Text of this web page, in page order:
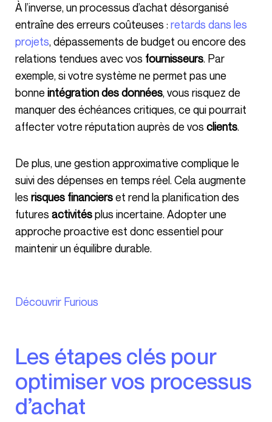
À l’inverse, un processus d’achat désorganisé
entraîne des erreurs coûteuses : retards dans les
projets, dépassements de budget ou encore des
relations tendues avec vos fournisseurs. Par
exemple, si votre système ne permet pas une
bonne intégration des données, vous risquez de
manquer des échéances critiques, ce qui pourrait
affecter votre réputation auprès de vos clients.
De plus, une gestion approximative complique le
suivi des dépenses en temps réel. Cela augmente
les risques financierset rend la planification des
futures activitésplus incertaine. Adopter une
approche proactive est donc essentiel pour
maintenir un équilibre durable.
Découvrir Furious
Les étapes clés pour
optimiser vos processus
d’achat